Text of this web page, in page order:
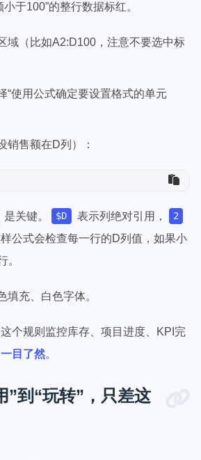
于100”的整行数据标红。
域（比如A2:D100，注意不要选中标
“使用公式确定要设置格式的单元
销售额在D列）：
是关键。 $D 表示列绝对引用， 2
公式会检查每一行的D列值，如果小
。
填充、白色字体。
这个规则监控库存、项目进度、KPI完
目了然。
”到“玩转”，只差这